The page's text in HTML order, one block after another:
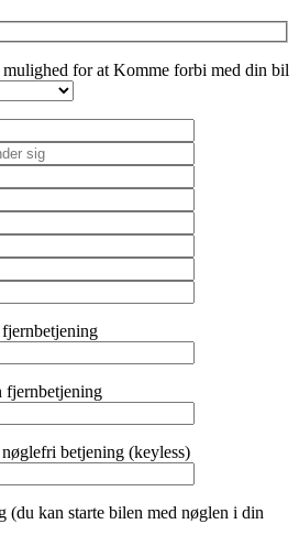
for at Komme forbi med din bil
fjernbetjening
betjening (keyless)
(du kan starte bilen med nøglen i din